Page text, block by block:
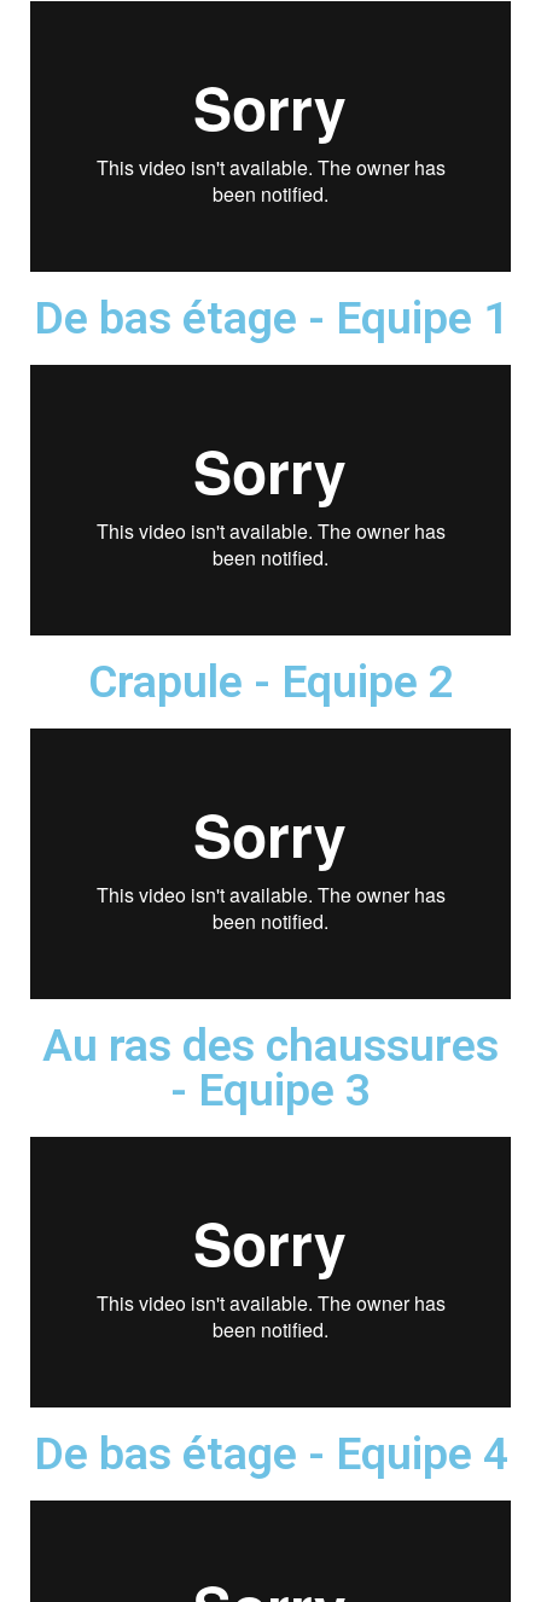
De bas étage - Equipe 1
Crapule - Equipe 2
Au ras des chaussures
- Equipe 3
De bas étage - Equipe 4